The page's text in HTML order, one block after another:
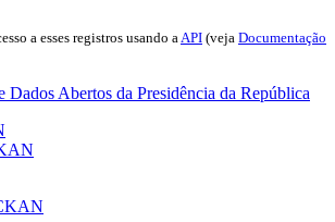
a esses registros usando a API (veja Documentação
Dados Abertos da Presidência da República